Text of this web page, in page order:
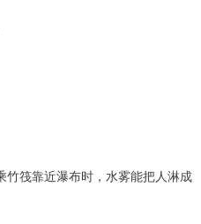
筏靠近瀑布时，水雾能把人淋成